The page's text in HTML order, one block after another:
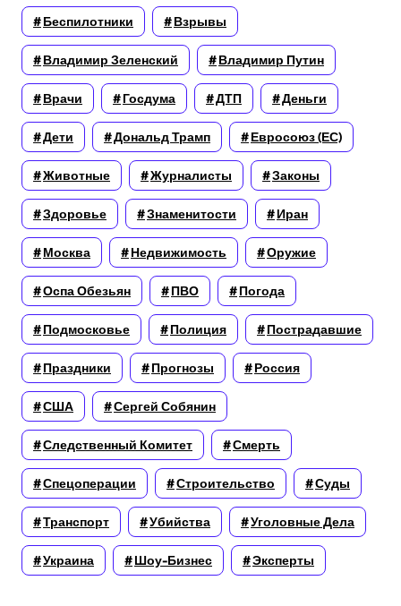
Беспилотники Взрывы
Владимир Зеленский Владимир Путин
Врачи Госдума ДТП Деньги
Дети Дональд Трамп Евросоюз (ЕС)
Животные Журналисты Законы
Здоровье Знаменитости Иран
Москва Недвижимость Оружие
Оспа Обезьян ПВО Погода
Подмосковье Полиция Пострадавшие
Праздники Прогнозы Россия
США Сергей Собянин
Следственный Комитет Смерть
Спецоперации Строительство Суды
Транспорт Убийства Уголовные Дела
Украина Шоу-Бизнес Эксперты